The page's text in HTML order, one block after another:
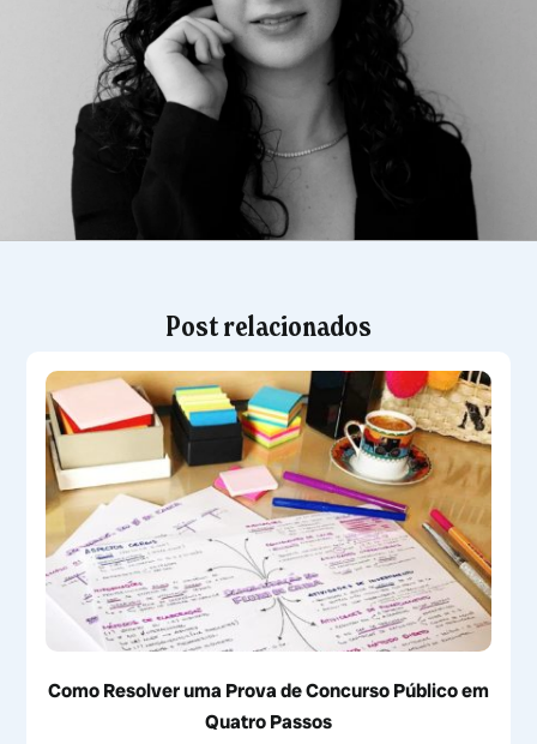
Post relacionados
Como Resolver uma Prova de Concurso Público em
Quatro Passos